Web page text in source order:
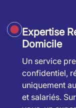
Expertise
Domicile
Un service
confidentiel,
uniquement
et salariés.